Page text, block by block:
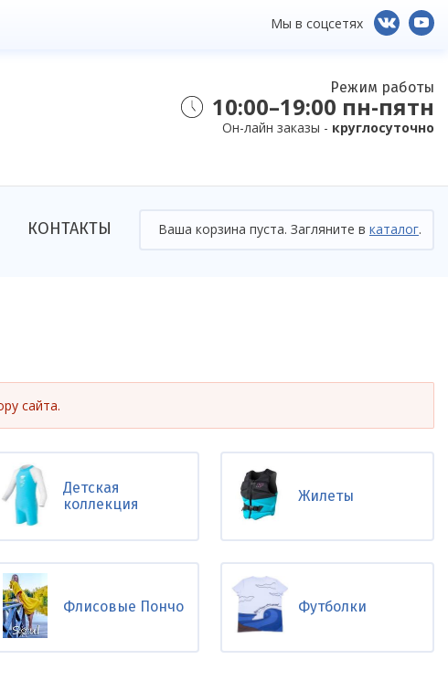
Мы в соцсетях
Режим работы
10:00–19:00 пн-пятн
Он-лайн заказы - круглосуточно
КОНТАКТЫ Ваша корзина пуста. Загляните в каталог.
сайта.
Детская
коллекция
Жилеты
Флисовые Пончо Футболки